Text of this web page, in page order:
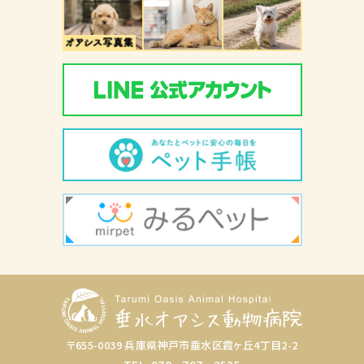
〒655-0039 兵庫県神戸市垂水区霞ヶ丘4丁目2-2